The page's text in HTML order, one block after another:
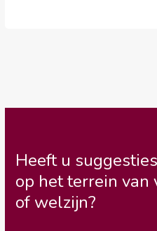
Heeft u
op het terrein van
of welzijn?